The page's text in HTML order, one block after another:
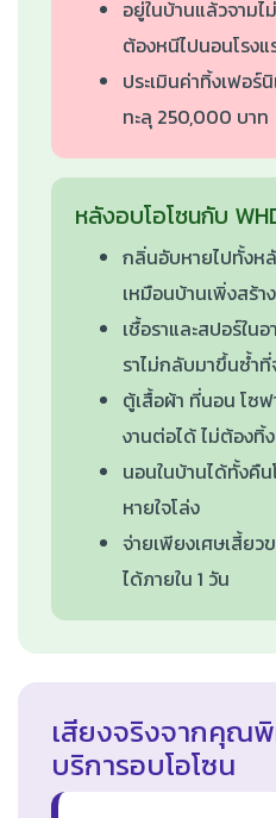
อยู่ในบ้านแล้วจาม
ต้องหนีไปนอนโรงแ
ประเมินค่าทิ้งเฟอร์
ทะลุ 250,000 บาท
หลังอบโอโซนกับ
กลิ่นอับหายไปทั้งห
เหมือนบ้านเพิ่งสร้า
เชื้อราและสปอร์ใน
ราไม่กลับมาขึ้นซ้ำ
ตู้เสื้อผ้า ที่นอน โซ
งานต่อได้ ไม่ต้องทิ้ง
นอนในบ้านได้ทั้งคื
หายใจโล่ง
จ่ายเพียงเศษเสี้ยว
ได้ภายใน 1 วัน
เสียงจริงจากคุณ
บริการอบโอโซน